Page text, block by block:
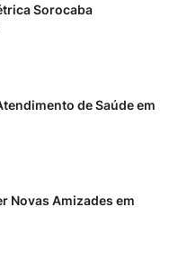
Sorocaba
de Saúde em
Novas Amizades em